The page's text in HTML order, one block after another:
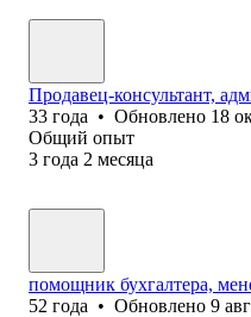
Продавец-консультант,
33 года • Обновлено 18
Общий опыт
3 года 2 месяца
помощник бухгалтера,
52 года • Обновлено 9